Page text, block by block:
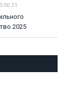
00:31
2025